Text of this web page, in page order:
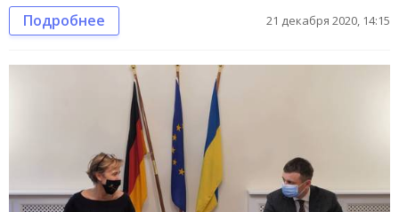
Подробнее 21 декабря 2020, 14:15